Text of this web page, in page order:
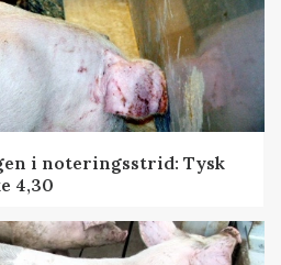
i noteringsstrid: Tysk
4,30